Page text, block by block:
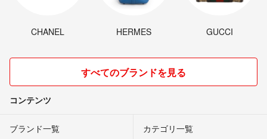
CHANEL HERMES GUCCI
すべてのブランドを見る
コンテンツ
ブランド一覧 カテゴリ一覧